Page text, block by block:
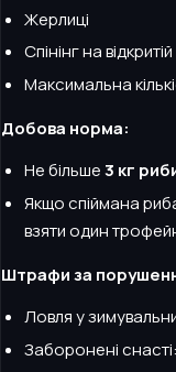
Жерлиці
Спінінг на
Максимальна
Добова норма:
Не більше3 кг
Якщо спіймана
взяти один
Штрафи за
Ловля у
Заборонені